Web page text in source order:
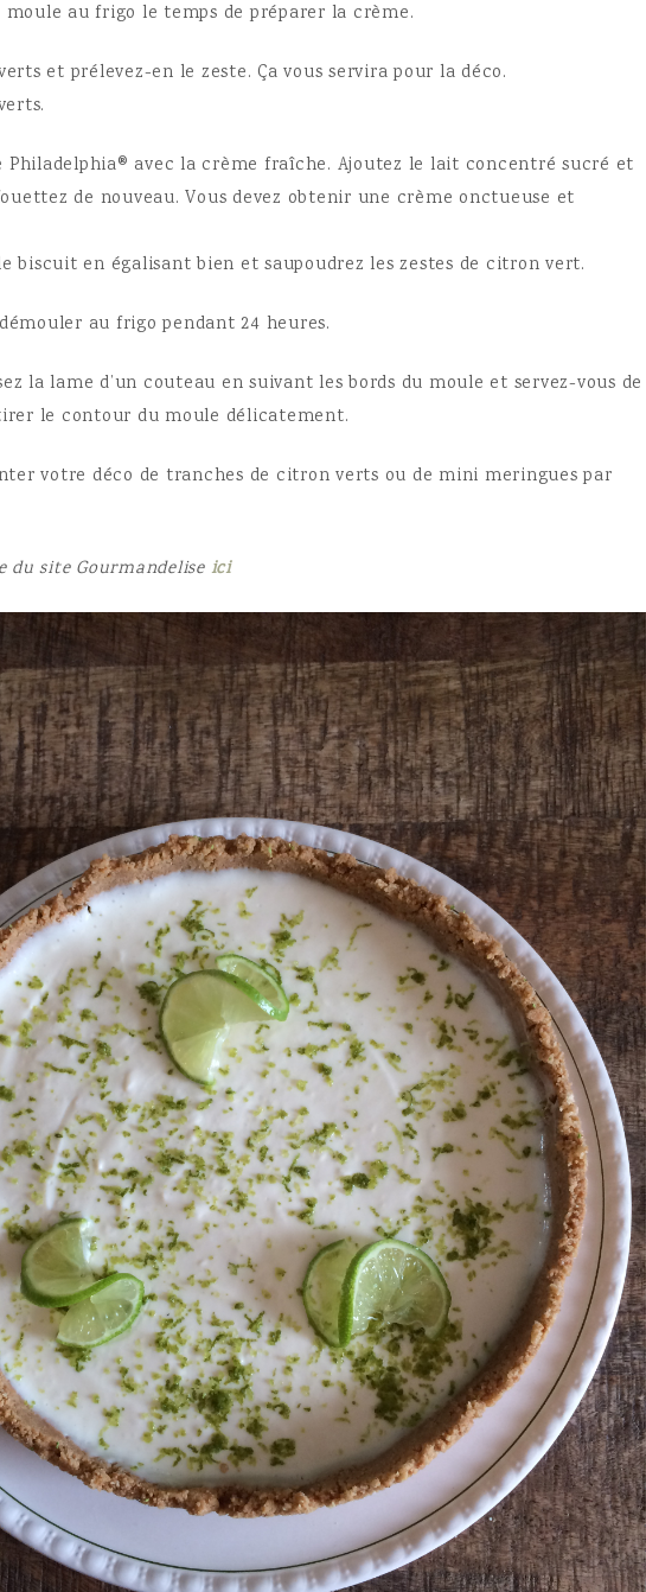
moule au frigo le temps de préparer la crème.
et prélevez-en le zeste. Ça vous servira pour la déco.
Philadelphia® avec la crème fraîche. Ajoutez le lait concentré sucré et
de nouveau. Vous devez obtenir une crème onctueuse et
biscuit en égalisant bien et saupoudrez les zestes de citron vert.
au frigo pendant 24 heures.
la lame d’un couteau en suivant les bords du moule et servez-vous de
le contour du moule délicatement.
votre déco de tranches de citron verts ou de mini meringues par
du site Gourmandelise ici